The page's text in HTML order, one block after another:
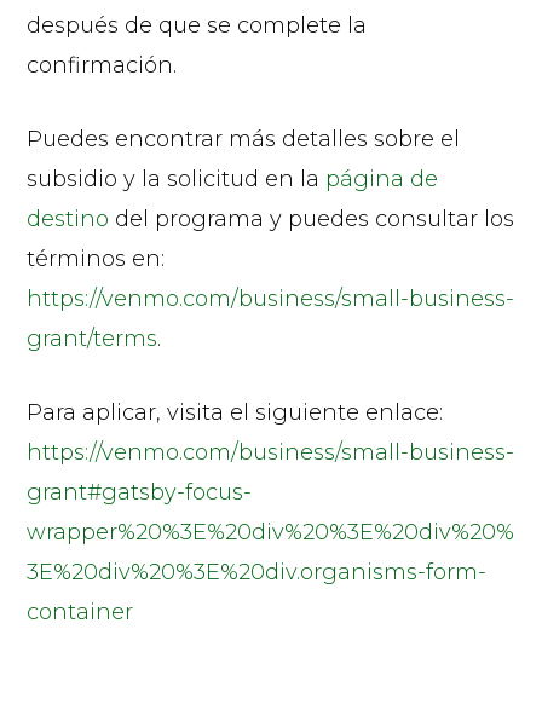
después de que se complete la
confirmación.
Puedes encontrar más detalles sobre el
subsidio y la solicitud en la página de
destino del programa y puedes consultar los
términos en:
https://venmo.com/business/small-business-
grant/terms.
Para aplicar, visita el siguiente enlace:
https://venmo.com/business/small-business-
grant#gatsby-focus-
wrapper%20%3E%20div%20%3E%20div%20%
3E%20div%20%3E%20div.organisms-form-
container